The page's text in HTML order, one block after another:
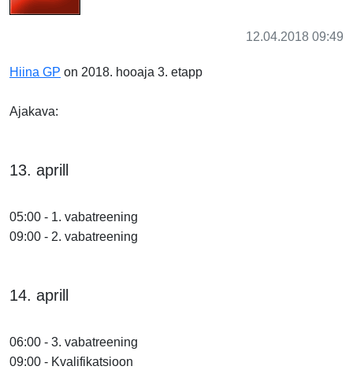
12.04.2018 09:49
Hiina GP on 2018. hooaja 3. etapp
Ajakava:
13. aprill
05:00 - 1. vabatreening
09:00 - 2. vabatreening
14. aprill
06:00 - 3. vabatreening
09:00 - Kvalifikatsioon